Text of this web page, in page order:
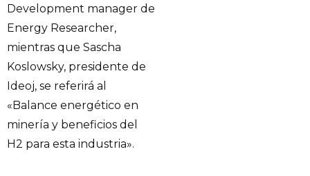
Development manager de
Energy Researcher,
mientras que Sascha
Koslowsky, presidente de
Ideoj, se referirá al
«Balance energético en
minería y beneficios del
H2 para esta industria».